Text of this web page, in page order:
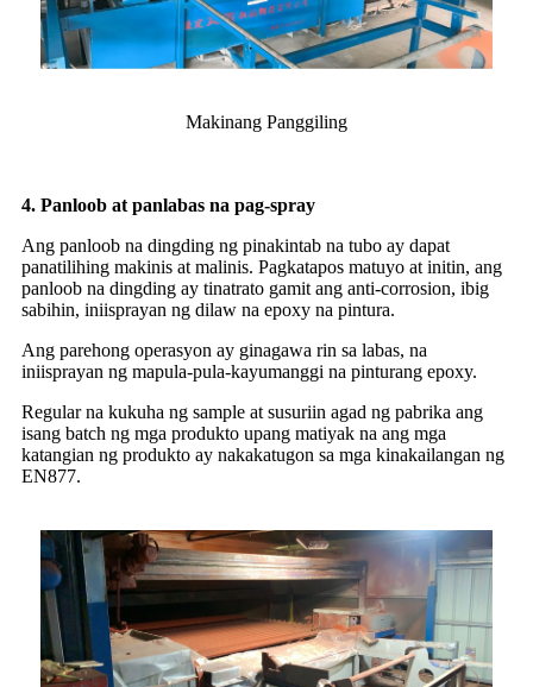
Makinang Panggiling
4. Panloob at panlabas na pag-spray
Ang panloob na dingding ng pinakintab na tubo ay dapat
panatilihing makinis at malinis. Pagkatapos matuyo at initin, ang
panloob na dingding ay tinatrato gamit ang anti-corrosion, ibig
sabihin, iniisprayan ng dilaw na epoxy na pintura.
Ang parehong operasyon ay ginagawa rin sa labas, na
iniisprayan ng mapula-pula-kayumanggi na pinturang epoxy.
Regular na kukuha ng sample at susuriin agad ng pabrika ang
isang batch ng mga produkto upang matiyak na ang mga
katangian ng produkto ay nakakatugon sa mga kinakailangan ng
EN877.